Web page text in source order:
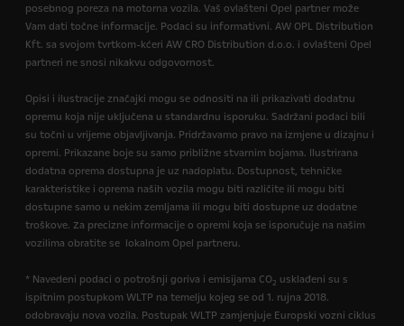
posebnog poreza na motorna vozila. Vaš ovlašteni Opel partner može
Vam dati točne informacije. Podaci su informativni. AW OPL Distribution
Kft. sa svojom tvrtkom-kćeri AW CRO Distribution d.o.o. i ovlašteni Opel
partneri ne snosi nikakvu odgovornost.
Opisi i ilustracije značajki mogu se odnositi na ili prikazivati dodatnu
opremu koja nije uključena u standardnu isporuku. Sadržani podaci bili
su točni u vrijeme objavljivanja. Pridržavamo pravo na izmjene u dizajnu i
opremi. Prikazane boje su samo približne stvarnim bojama. Ilustrirana
dodatna oprema dostupna je uz nadoplatu. Dostupnost, tehničke
karakteristike i oprema naših vozila mogu biti različite ili mogu biti
dostupne samo u nekim zemljama ili mogu biti dostupne uz dodatne
troškove. Za precizne informacije o opremi koja se isporučuje na našim
vozilima obratite se lokalnom Opel partneru.
* Navedeni podaci o potrošnji goriva i emisijama CO2 usklađeni su s
ispitnim postupkom WLTP na temelju kojeg se od 1. rujna 2018.
odobravaju nova vozila. Postupak WLTP zamjenjuje Europski vozni ciklus